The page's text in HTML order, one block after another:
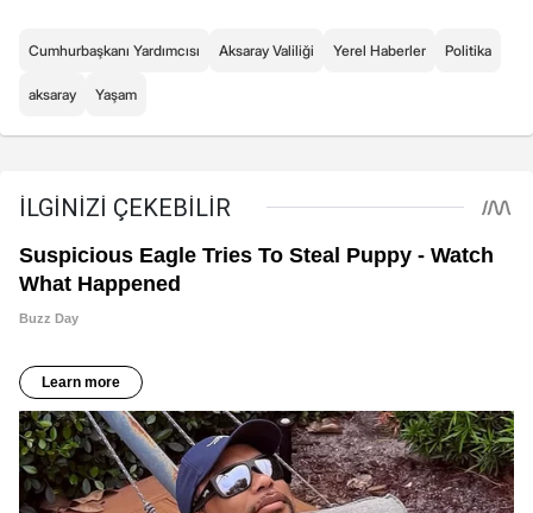
Cumhurbaşkanı Yardımcısı Aksaray Valiliği Yerel Haberler Politika
aksaray Yaşam